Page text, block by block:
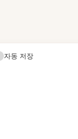
자동 저장